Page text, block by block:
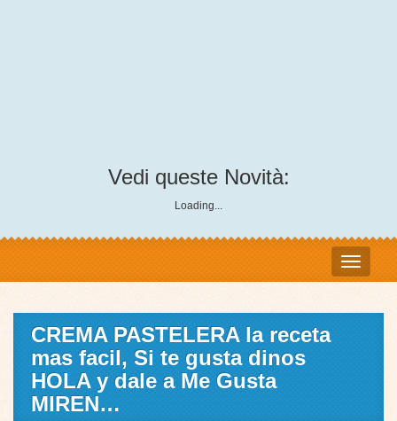
Vedi queste Novità:
Loading...
CREMA PASTELERA la receta
mas facil, Si te gusta dinos
HOLA y dale a Me Gusta
MIREN…